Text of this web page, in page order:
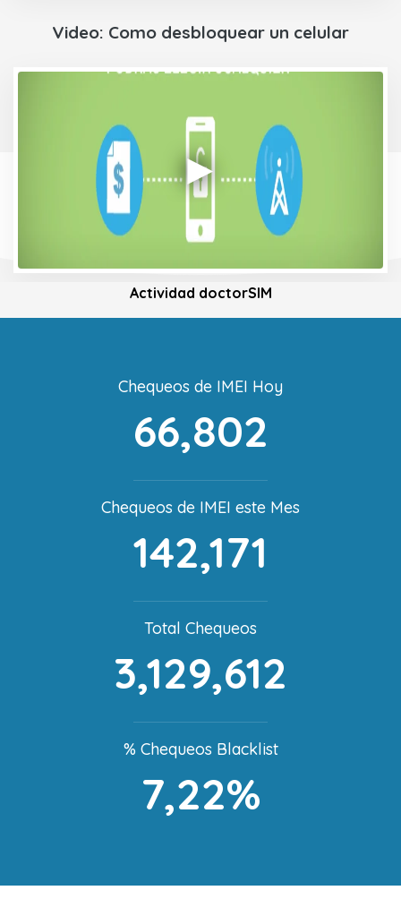
Video: Como desbloquear un celular
Actividad doctorSIM
Chequeos de IMEI Hoy
66,802
Chequeos de IMEI este Mes
142,171
Total Chequeos
3,129,612
% Chequeos Blacklist
7,22%